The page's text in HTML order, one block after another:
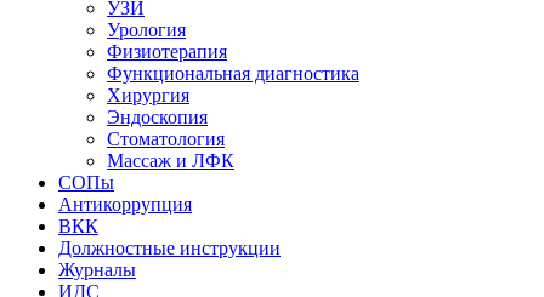
УЗИ
Урология
Физиотерапия
Функциональная диагностика
Хирургия
Эндоскопия
Стоматология
Массаж и ЛФК
СОПы
Антикоррупция
ВКК
Должностные инструкции
Журналы
ИДС